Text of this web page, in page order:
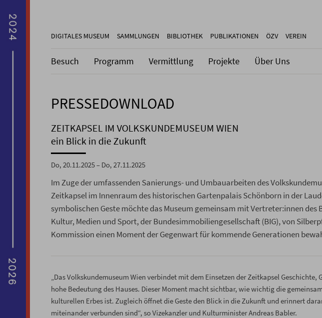
DIGITALES MUSEUM SAMMLUNGEN BIBLIOTHEK PUBLIKATIONEN ÖZV VEREIN
Besuch Programm Vermittlung Projekte Über Uns
PRESSEDOWNLOAD
ZEITKAPSEL IM VOLKSKUNDEMUSEUM WIEN
ein Blick in die Zukunft
Do, 20.11.2025 – Do, 27.11.2025
Im Zuge der umfassenden Sanierungs- und Umbauarbeiten des
Zeitkapsel im Innenraum des historischen Gartenpalais Schönborn in der
symbolischen Geste möchte das Museum gemeinsam mit Vertreter:innen
Kultur, Medien und Sport, der Bundesimmobiliengesellschaft (BIG), von
Kommission einen Moment der Gegenwart für kommende Generationen
„Das Volkskundemuseum Wien verbindet mit dem Einsetzen der Zeitkapsel
hohe Bedeutung des Hauses. Dieser Moment macht sichtbar, wie wichtig die
kulturellen Erbes ist. Zugleich öffnet die Geste den Blick in die Zukunft und erinnert
miteinander verbunden sind“, so Vizekanzler und Kulturminister Andreas Babler.